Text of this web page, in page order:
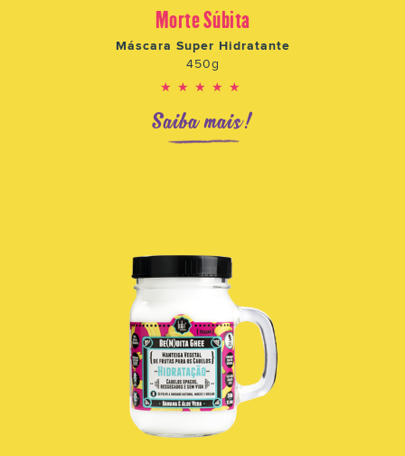
Morte Súbita
Máscara Super Hidratante
450g
★★★★★
Saiba mais!